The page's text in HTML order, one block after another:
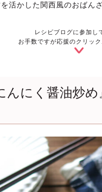
活かした関西風のおばん
レシピブログに参加し
お手数ですが応援のクリッ
んにく醤油炒